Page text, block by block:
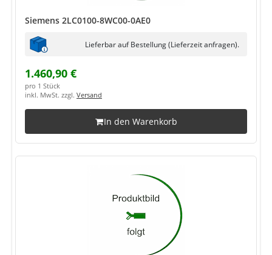
Siemens 2LC0100-8WC00-0AE0
Lieferbar auf Bestellung (Lieferzeit anfragen).
1.460,90 €
pro 1 Stück
inkl. MwSt. zzgl. Versand
In den Warenkorb